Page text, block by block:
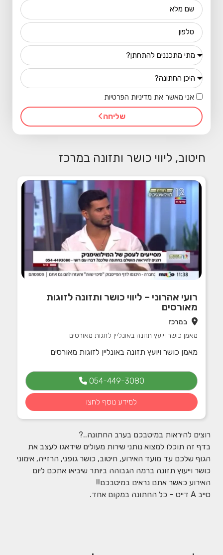
אני מאשר את מדיניות הפרטיות
שליחה
חיטוב, ליווי כושר ותזונה במרכז
רועי אהרוני – ליווי כושר ותזונה לזוגות
מאורסים
במרכז
מאמן כושר ויועץ תזונה באונליין לזוגות מאורסים
מאמן כושר ויועץ תזונה באונליין לזוגות מאורסים
054-449-3080
למידע נוסף לחצו
רוצים להיראות במיטבכם בערב החתונה..?
בדף זה תוכלו למצוא נותני שירות מעולים שידאגו לעצב את
הגוף שלכם עד מועד האירוע, חיטוב, כושר גופני, הרזייה, אימוני
כושר וייעוץ תזונה ברמה הגבוהה ביותר שיביאו אתכם ליום
האירוע כאשר אתם נראים במיטבכם!!
סייב A דייט – כל החתונה במקום אחד.